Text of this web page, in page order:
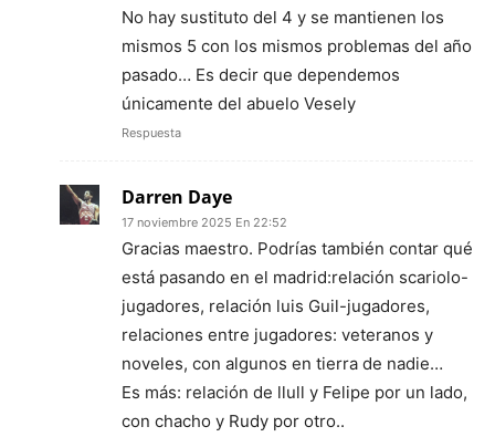
No hay sustituto del 4 y se mantienen los
mismos 5 con los mismos problemas del año
pasado… Es decir que dependemos
únicamente del abuelo Vesely
Respuesta
Darren Daye
17 noviembre 2025 En 22:52
Gracias maestro. Podrías también contar qué
está pasando en el madrid:relación scariolo-
jugadores, relación luis Guil-jugadores,
relaciones entre jugadores: veteranos y
noveles, con algunos en tierra de nadie…
Es más: relación de llull y Felipe por un lado,
con chacho y Rudy por otro..